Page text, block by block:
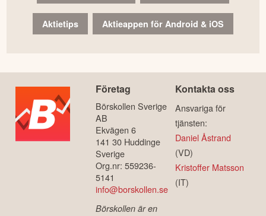
Aktietips Aktieappen för Android & iOS
Företag
Börskollen Sverige
AB
Ekvägen 6
141 30 Huddinge
Sverige
Org.nr: 559236-
5141
info@borskollen.se
Börskollen är en
Kontakta oss
Ansvariga för
tjänsten:
Daniel Åstrand
(VD)
Kristoffer Matsson
(IT)